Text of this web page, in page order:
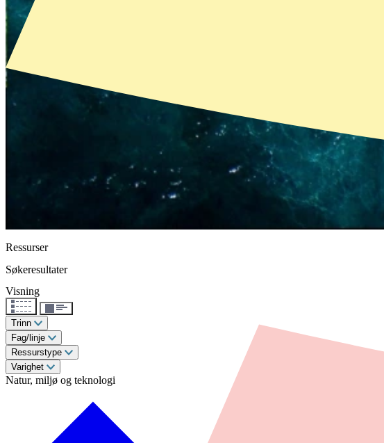
Ressurser
Søkeresultater
Visning
Trinn
Fag/linje
Ressurstype
Varighet
Natur, miljø og teknologi